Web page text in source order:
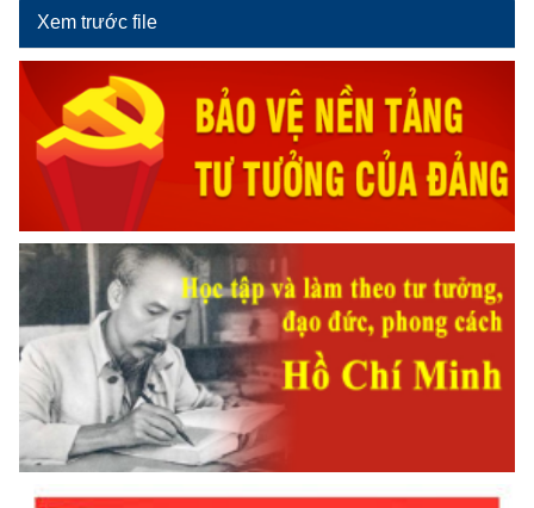
Xem trước file